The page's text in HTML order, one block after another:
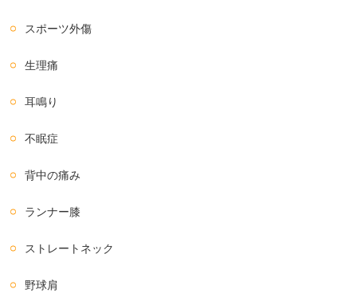
スポーツ外傷
生理痛
耳鳴り
不眠症
背中の痛み
ランナー膝
ストレートネック
野球肩